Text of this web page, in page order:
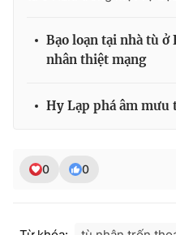
Bạo loạn tại nhà tù ở
nhân thiệt mạng
Hy Lạp phá âm mưu
0 0